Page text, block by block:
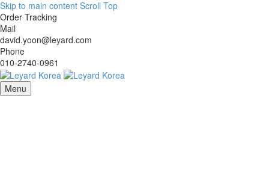
Skip to main content Scroll Top
Order Tracking
Mail
david.yoon@leyard.com
Phone
010-2740-0961
Menu